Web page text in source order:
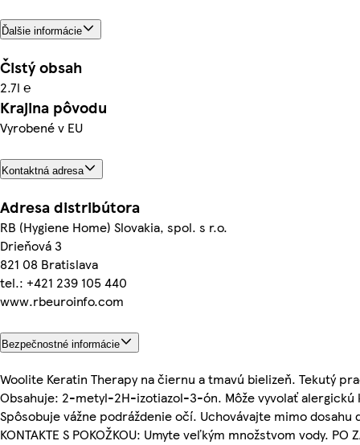
Ďalšie informácie
Čistý obsah
2.7l ℮
Krajina pôvodu
Vyrobené v EU
Kontaktná adresa
Adresa distribútora
RB (Hygiene Home) Slovakia, spol. s r.o.
Drieňová 3
821 08 Bratislava
tel.: +421 239 105 440
www.rbeuroinfo.com
Bezpečnostné informácie
Woolite Keratin Therapy na čiernu a tmavú bielizeň. Tekutý
Obsahuje: 2-metyl-2H-izotiazol-3-ón. Môže vyvolať alergickú
Spôsobuje vážne podráždenie očí. Uchovávajte mimo
KONTAKTE S POKOŽKOU: Umyte veľkým množstvom vody.